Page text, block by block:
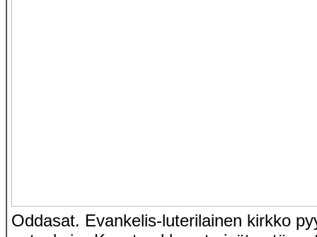
Oddasat. Evankelis-luterilainen kirkko